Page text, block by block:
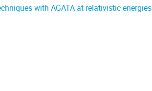
with AGATA at relativistic energies